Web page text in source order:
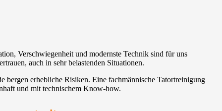
Verschwiegenheit und modernste Technik sind für uns
auch in sehr belastenden Situationen.
bergen erhebliche Risiken. Eine fachmännische Tatortreinigung
und mit technischem Know-how.